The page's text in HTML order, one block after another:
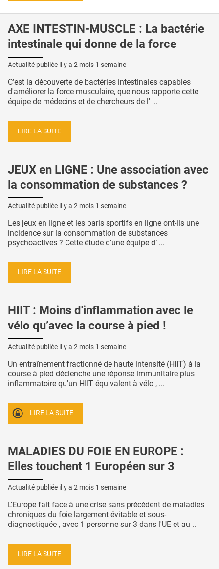
AXE INTESTIN-MUSCLE : La bactérie
intestinale qui donne de la force
Actualité publiée il y a 2 mois 1 semaine
C’est la découverte de bactéries intestinales capables
d'améliorer la force musculaire, que nous rapporte cette
équipe de médecins et de chercheurs de l' ...
LIRE LA SUITE
JEUX en LIGNE : Une association avec
la consommation de substances ?
Actualité publiée il y a 2 mois 1 semaine
Les jeux en ligne et les paris sportifs en ligne ont-ils une
incidence sur la consommation de substances
psychoactives ? Cette étude d’une équipe d’ ...
LIRE LA SUITE
HIIT : Moins d'inflammation avec le
vélo qu’avec la course à pied !
Actualité publiée il y a 2 mois 1 semaine
Un entraînement fractionné de haute intensité (HIIT) à la
course à pied déclenche une réponse immunitaire plus
inflammatoire qu'un HIIT équivalent à vélo , ...
LIRE LA SUITE
MALADIES DU FOIE EN EUROPE :
Elles touchent 1 Européen sur 3
Actualité publiée il y a 2 mois 1 semaine
L'Europe fait face à une crise sans précédent de maladies
chroniques du foie largement évitable et sous-
diagnostiquée , avec 1 personne sur 3 dans l'UE et au ...
LIRE LA SUITE